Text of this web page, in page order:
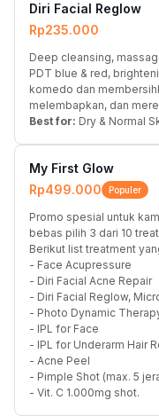
Diri Facial Reglow
Rp235.000
Deep cleansing,
PDT blue & red,
komedo dan
melembapkan, dan
Best for: Dry & Normal
My First Glow
Rp499.000
Populer
Promo spesial untuk
bebas pilih 3 dari 10
Berikut list treatment
- Face Acupressure
- Diri Facial Acne Repair
- Diri Facial Reglow,
- Photo Dynamic
- IPL for Face
- IPL for Underarm Hair
- Acne Peel
- Pimple Shot (max. 5
- Vit. C 1.000mg shot.